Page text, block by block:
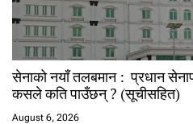
सेनाको नयाँ तलबमान : प्रधान
कसले कति पाउँछन् ? (सूचीसहित)
August 6, 2026